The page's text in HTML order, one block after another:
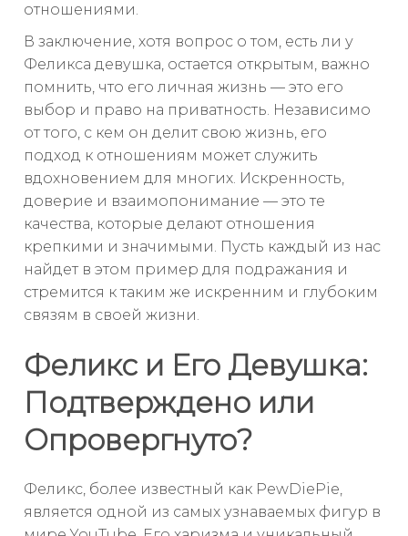
отношениями.
В заключение, хотя вопрос о том, есть ли у
Феликса девушка, остается открытым, важно
помнить, что его личная жизнь — это его
выбор и право на приватность. Независимо
от того, с кем он делит свою жизнь, его
подход к отношениям может служить
вдохновением для многих. Искренность,
доверие и взаимопонимание — это те
качества, которые делают отношения
крепкими и значимыми. Пусть каждый из нас
найдет в этом пример для подражания и
стремится к таким же искренним и глубоким
связям в своей жизни.
Феликс и Его Девушка:
Подтверждено или
Опровергнуто?
Феликс, более известный как PewDiePie,
является одной из самых узнаваемых фигур в